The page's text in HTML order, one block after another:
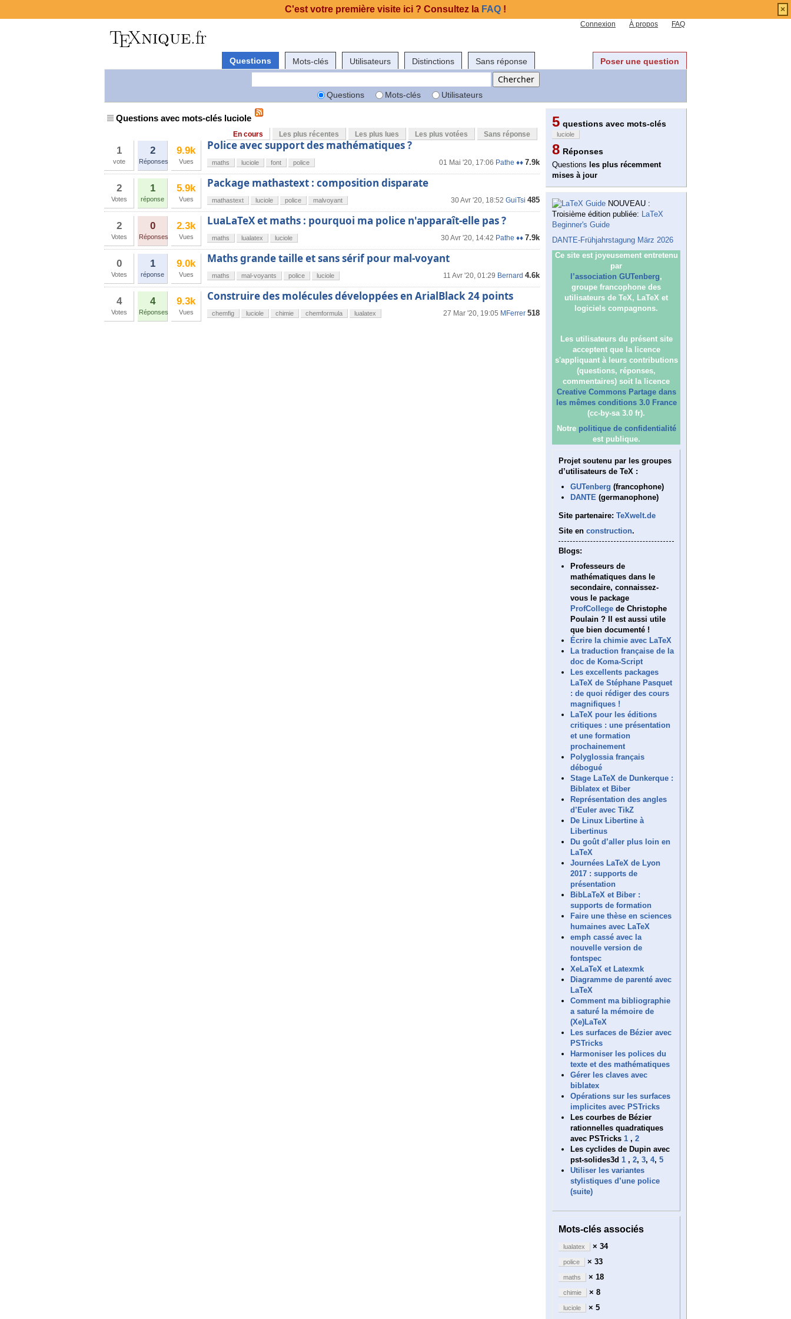
Connexion À propos FAQ
Questions Mots-clés Utilisateurs Distinctions Sans réponse Poser une question
Questions Mots-clés Utilisateurs
Questions avec mots-clés luciole
En cours Les plus récentes Les plus lues Les plus votées Sans réponse
1
vote
2
Réponses
9.9k
Vues
Police avec support des mathématiques ?
01 Mai '20, 17:06 Pathe ♦♦ 7.9k
maths luciole font police
2
Votes
1
réponse
5.9k
Vues
Package mathastext : composition disparate
30 Avr '20, 18:52 GuiTsi 485
mathastext luciole police malvoyant
2
Votes
0
Réponses
2.3k
Vues
LuaLaTeX et maths : pourquoi ma police n'apparaît-elle pas ?
30 Avr '20, 14:42 Pathe ♦♦ 7.9k
maths lualatex luciole
0
Votes
1
réponse
9.0k
Vues
Maths grande taille et sans sérif pour mal-voyant
11 Avr '20, 01:29 Bernard 4.6k
maths mal-voyants police luciole
4
Votes
4
Réponses
9.3k
Vues
Construire des molécules développées en ArialBlack 24 points
27 Mar '20, 19:05 MFerrer 518
chemfig luciole chimie chemformula lualatex
5 questions avec mots-clés
luciole
8 Réponses
Questions les plus récemment
mises à jour
NOUVEAU :
Troisième édition publiée: LaTeX
Beginner's Guide
DANTE-Frühjahrstagung März 2026
Ce site est joyeusement entretenu
par
l’association GUTenberg,
groupe francophone des
utilisateurs de TeX, LaTeX et
logiciels compagnons.
Les utilisateurs du présent site
acceptent que la licence
s'appliquant à leurs contributions
(questions, réponses,
commentaires) soit la licence
Creative Commons Partage dans
les mêmes conditions 3.0 France
(cc-by-sa 3.0 fr).
Notre politique de confidentialité
est publique.
Projet soutenu par les groupes
d’utilisateurs de TeX :
GUTenberg (francophone)
DANTE (germanophone)
Site partenaire: TeXwelt.de
Site en construction.
Blogs:
Professeurs de
mathématiques dans le
secondaire, connaissez-
vous le package
ProfCollege de Christophe
Poulain ? Il est aussi utile
que bien documenté !
Écrire la chimie avec LaTeX
La traduction française de la
doc de Koma-Script
Les excellents packages
LaTeX de Stéphane Pasquet
: de quoi rédiger des cours
magnifiques !
LaTeX pour les éditions
critiques : une présentation
et une formation
prochainement
Polyglossia français
débogué
Stage LaTeX de Dunkerque :
Biblatex et Biber
Représentation des angles
d’Euler avec TikZ
De Linux Libertine à
Libertinus
Du goût d’aller plus loin en
LaTeX
Journées LaTeX de Lyon
2017 : supports de
présentation
BibLaTeX et Biber :
supports de formation
Faire une thèse en sciences
humaines avec LaTeX
emph cassé avec la
nouvelle version de
fontspec
XeLaTeX et Latexmk
Diagramme de parenté avec
LaTeX
Comment ma bibliographie
a saturé la mémoire de
(Xe)LaTeX
Les surfaces de Bézier avec
PSTricks
Harmoniser les polices du
texte et des mathématiques
Gérer les claves avec
biblatex
Opérations sur les surfaces
implicites avec PSTricks
Les courbes de Bézier
rationnelles quadratiques
avec PSTricks 1 , 2
Les cyclides de Dupin avec
pst-solides3d 1 , 2, 3, 4, 5
Utiliser les variantes
stylistiques d’une police
(suite)
Mots-clés associés
lualatex × 34
police × 33
maths × 18
chimie × 8
luciole
× 5
C'est votre première visite ici ? Consultez la FAQ ! ×